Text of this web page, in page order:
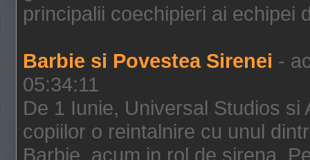
principalii coechipieri ai echipei
Barbie si Povestea Sirenei -
05:34:11
De 1 Iunie, Universal Studios si
copiilor o reintalnire cu unul
Barbie, acum in rol de sirena.